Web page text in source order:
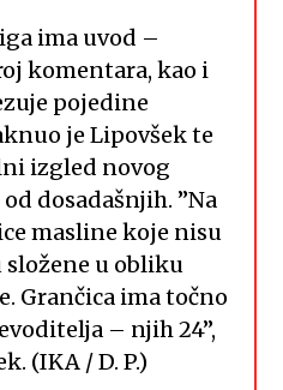
ima uvod –
komentara, kao i
pojedine
je Lipovšek te
izgled novog
dosadašnjih. ”Na
masline koje nisu
složene u obliku
Grančica ima točno
– njih 24”,
(IKA / D. P.)